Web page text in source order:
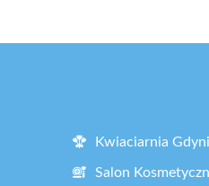
Kwiaciarnia
Salon